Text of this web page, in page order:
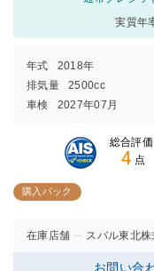
実質年
年式 2018年
排気量
2500cc
車検
2027年07月
総合評価
4 点
購入パック
在庫店舗 スバル東北
お問い合